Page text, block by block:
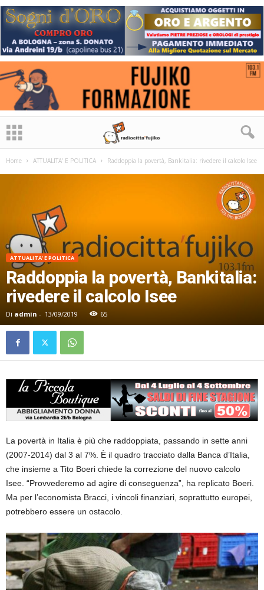
Home ATTUALITA' E POLITICA Raddoppia la povertà, Bankitalia: rivedere il calcolo Isee
ATTUALITA' E POLITICA
Raddoppia la povertà, Bankitalia:
rivedere il calcolo Isee
Di admin - 13/09/2019 65
La povertà in Italia è più che raddoppiata, passando in sette anni
(2007-2014) dal 3 al 7%. È il quadro tracciato dalla Banca d’Italia,
che insieme a Tito Boeri chiede la correzione del nuovo calcolo
Isee. “Provvederemo ad agire di conseguenza”, ha replicato Boeri.
Ma per l’economista Bracci, i vincoli finanziari, soprattutto europei,
potrebbero essere un ostacolo.